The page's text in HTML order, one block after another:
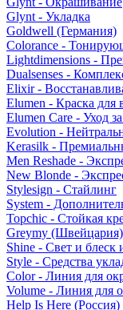
Glynt - Укладка
Goldwell (Германия)
Colorance -
Lightdimensions -
Dualsenses -
Elixir -
Elumen - Краска для
Elumen Care - Уход
Evolution -
Kerasilk -
Men Reshade -
New Blonde -
Stylesign - Стайлинг
System -
Topchic - Стойкая
Greymy (Швейцария)
Shine - Свет и блеск
Style - Средства
Color - Линия для
Volume - Линия для
Help Is Here (Россия)